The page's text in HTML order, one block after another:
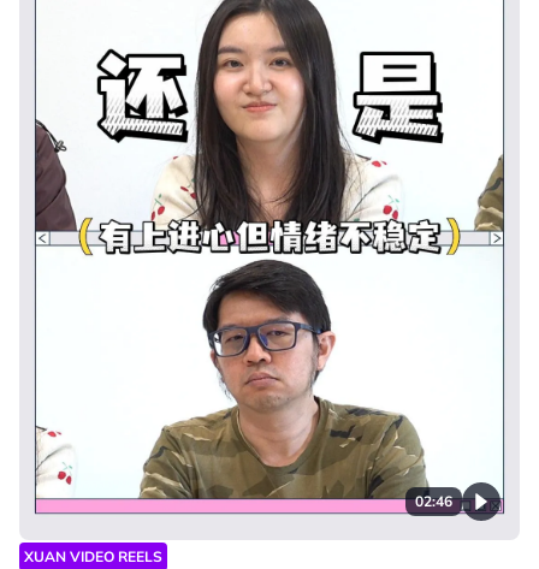
02:46
XUAN VIDEO REELS